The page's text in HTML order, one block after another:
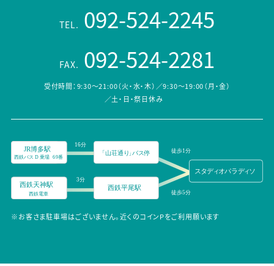
TEL. 092-524-2245
FAX. 092-524-2281
受付時間：9:30～21:00（火・水・木）／9:30～19:00（月・金）
／土・日・祭日休み
※お客さま駐車場はございません。近くのコインPをご利用願います